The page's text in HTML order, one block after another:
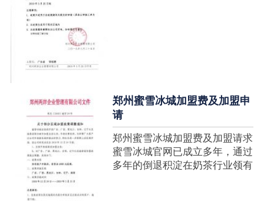
郑州蜜雪冰城加盟费及加盟申
请
郑州蜜雪冰城加盟费及加盟请求
蜜雪冰城官网已成立多年，通过
多年的倒退积淀在奶茶行业领有